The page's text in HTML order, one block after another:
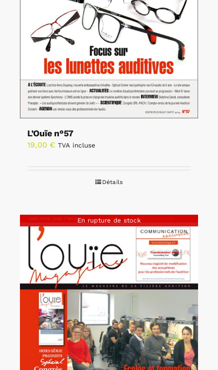
L’Ouïe n°57
19,00 € TVA incluse
Détails
En rupture de stock